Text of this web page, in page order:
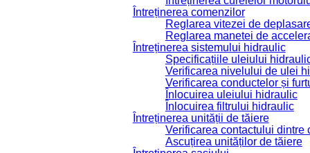
Întreținerea comenzilor
Reglarea vitezei de
Reglarea manetei de
Întreținerea sistemului hidraulic
Specificațiile uleiului
Verificarea nivelului de ulei
Verificarea conductelor și
Înlocuirea uleiului hidraulic
Înlocuirea filtrului hidraulic
Întreținerea unității de tăiere
Verificarea contactului dintre
Ascuțirea unităților de tăiere